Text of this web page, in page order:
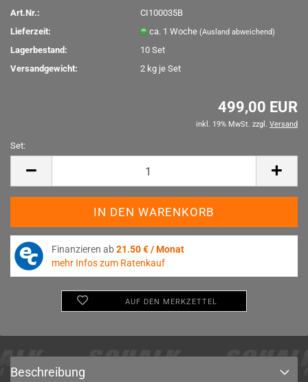
Art.Nr.:
CI100035B
Lieferzeit:
ca. 1 Woche(Ausland abweichend)
Lagerbestand: 10Set
Versandgewicht:
2 kg je Set
499,00 EUR
inkl. 19% MwSt. zzgl. Versand
Set:
Finanzieren ab21.50 € / Monat
mehr Infos zum Ratenkauf
AUF DEN MERKZETTEL
Beschreibung